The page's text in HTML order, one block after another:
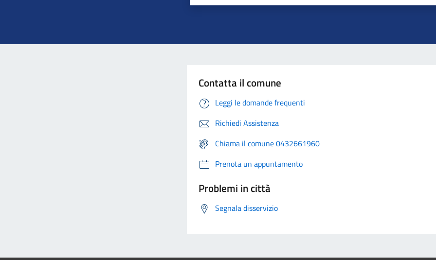
Contatta il comune
Leggi le domande frequenti
Richiedi Assistenza
Chiama il comune 0432661960
Prenota un appuntamento
Problemi in città
Segnala disservizio